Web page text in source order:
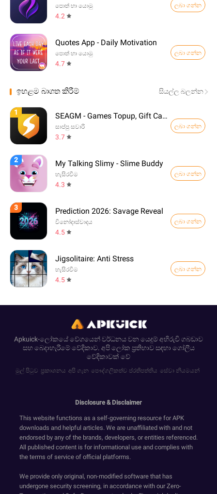
පොත් හා යොමු
4.2
ලබා ගන්න
Quotes App - Daily Motivation
පොත් හා යොමු
4.7
ලබා ගන්න
ඉහළම බාගත කිරීම් සියල්ල බලන්න
1 SEAGM - Games Topup, Gift Card
සාප්පු සවාරි
3.7
ලබා ගන්න
2 My Talking Slimy - Slime Buddy
හැසිරවීම
4.3
ලබා ගන්න
3 Prediction 2026: Savage Reveal
විනෝදාස්වාදය
4.5
ලබා ගන්න
Jigsolitaire: Anti Stress
හැසිරවීම
4.5
ලබා ගන්න
Apkuick-ලෝකයේ වේගයෙන් වර්ධනය වන යෙදුම් අභිරුචි ගබඩාව
සහ බෙදාහැරීමේ වේදිකාව. අපි ලෝක ප්‍රතිභාව සඳහා ගෝලීය
වේදිකාවක් වේ
මුල් පිටුව ප්‍රකාශනය අපි ගැන පෞද්ගලිකත්ව ප්රතිපත්තිය සේවා නියමයන්
Disclosure & Disclaimer
This website functions as a self-governing resource for APK
downloads and helpful articles. We are unaffiliated with and not
endorsed by any of the brands, developers, or entities referenced.
All published content is for informational use and complies with
the terms of service of official platforms.
We provide only original, non-modified software that has
undergone security screening, in accordance with our Zero-